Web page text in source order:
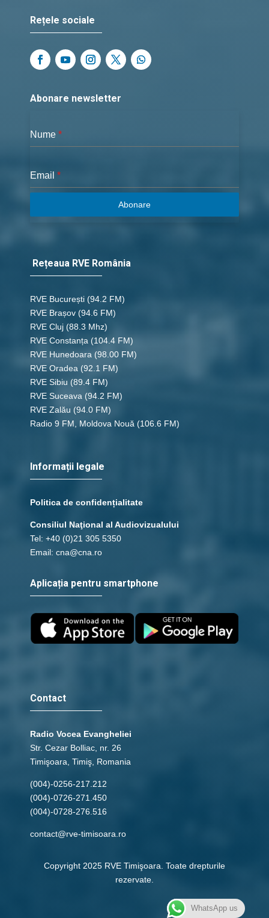
Rețele sociale
Abonare newsletter
Nume *
Email *
Abonare
Rețeaua RVE România
RVE București (94.2 FM)
RVE Brașov (94.6 FM)
RVE Cluj (88.3 Mhz)
RVE Constanța (104.4 FM)
RVE Hunedoara (98.00 FM)
RVE Oradea (92.1 FM)
RVE Sibiu (89.4 FM)
RVE Suceava (94.2 FM)
RVE Zalău (94.0 FM)
Radio 9 FM, Moldova Nouă (106.6 FM)
Informații legale
Politica de confidențialitate
Consiliul Naţional al Audiovizualului
Tel: +40 (0)21 305 5350
Email: cna@cna.ro
Aplicația pentru smartphone
Contact
Radio Vocea Evangheliei
Str. Cezar Bolliac, nr. 26
Timişoara, Timiş, Romania
(004)-0256-217.212
(004)-0726-271.450
(004)-0728-276.516
contact@rve-timisoara.ro
Copyright 2025 RVE Timişoara. Toate drepturile
rezervate.
WhatsApp us